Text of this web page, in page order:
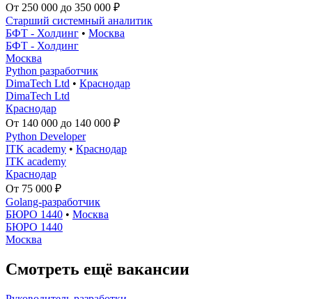
От 250 000 до 350 000 ₽
Старший системный аналитик
БФТ - Холдинг • Москва
БФТ - Холдинг
Москва
Python разработчик
DimaTech Ltd • Краснодар
DimaTech Ltd
Краснодар
От 140 000 до 140 000 ₽
Python Developer
ITK academy • Краснодар
ITK academy
Краснодар
От 75 000 ₽
Golang-разработчик
БЮРО 1440 • Москва
БЮРО 1440
Москва
Смотреть ещё вакансии